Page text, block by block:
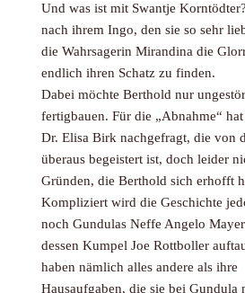
Und was ist mit Swantje
nach ihrem Ingo, den sie so sehr
die Wahrsagerin Mirandina die
endlich ihren Schatz zu finden.
Dabei möchte Berthold nur
fertigbauen. Für die „Abnahme“
Dr. Elisa Birk nachgefragt, die von
überaus begeistert ist, doch leider
Gründen, die Berthold sich erhofft
Kompliziert wird die Geschichte
noch Gundulas Neffe Angelo
dessen Kumpel Joe Rottboller
haben nämlich alles andere als ihre
Hausaufgaben, die sie bei Gundula